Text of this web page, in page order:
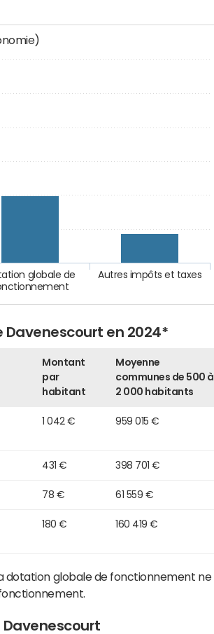
Autres impôts et taxes
globale de
en 2024*
Montant
par
habitant
Moyenne
communes de 500 à
2 000 habitants
1 042 € 959 015 €
431 € 398 701 €
78 € 61 559 €
180 € 160 419 €
dotation globale de fonctionnement ne
Davenescourt